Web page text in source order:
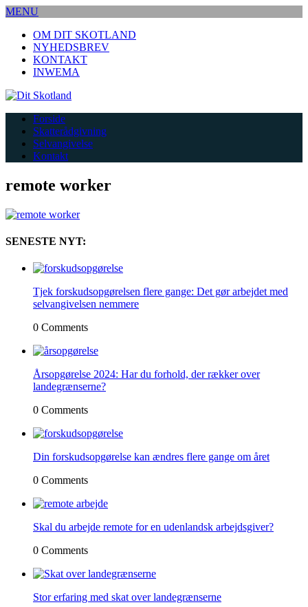
MENU
OM DIT SKOTLAND
NYHEDSBREV
KONTAKT
INWEMA
Forside
Skatterådgivning
Selvangivelse
Kontakt
remote worker
SENESTE NYT:
Tjek forskudsopgørelsen flere gange: Det gør arbejdet med
selvangivelsen nemmere
0 Comments
Årsopgørelse 2024: Har du forhold, der rækker over
landegrænserne?
0 Comments
Din forskudsopgørelse kan ændres flere gange om året
0 Comments
Skal du arbejde remote for en udenlandsk arbejdsgiver?
0 Comments
Stor erfaring med skat over landegrænserne